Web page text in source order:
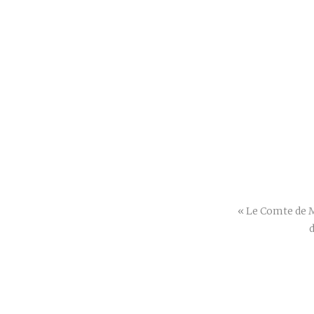
« Le Comte de